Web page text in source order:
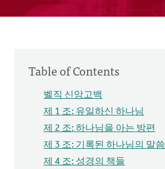
Table of Contents
벨직 신앙고백
제 1 조: 유일하신 하나님
제 2 조: 하나님을 아는 방편
제 3 조: 기록된 하나님의 말씀
제 4 조: 성경의 책들